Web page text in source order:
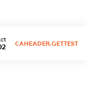
CAHEADER.GETTEST